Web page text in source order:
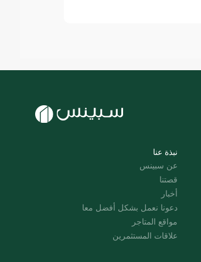
نبذة عنا
عن سبينس
قصتنا
أخبار
دعونا نعمل بشكل أفضل معا
مواقع المتاجر
علاقات المستثمرين